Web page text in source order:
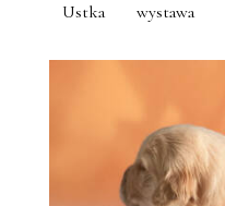
Ustka
wystawa